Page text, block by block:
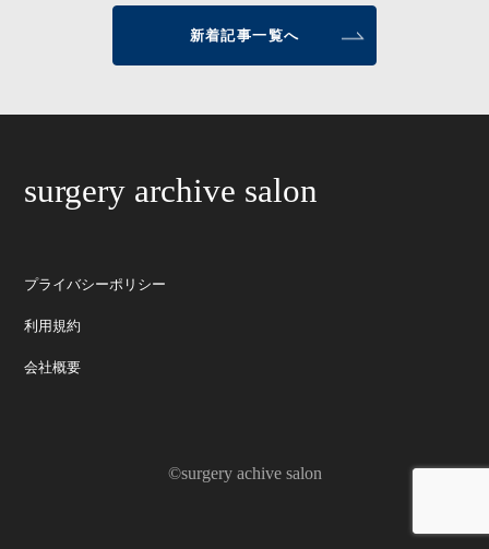
新着記事一覧へ
surgery archive salon
プライバシーポリシー
利用規約
会社概要
©surgery achive salon